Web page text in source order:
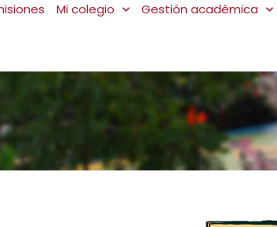
Mi colegio Gestión académica